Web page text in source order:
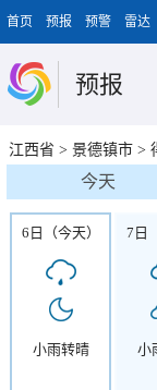
首页 预报 预警 雷达
预报
江西省 > 景德镇市 >
今天
6日（今天）
小雨转晴
7日
小